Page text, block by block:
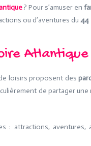
? Pour s’amuser en
ou d’aventures du 44
Atlantique
loisirs proposent des
de partager une
: attractions, aventures,